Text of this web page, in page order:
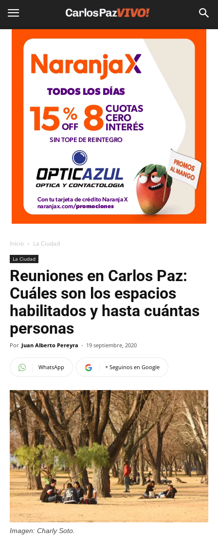
Inicio La Ciudad
La Ciudad
Reuniones en Carlos Paz:
Cuáles son los espacios
habilitados y hasta cuántas
personas
Por Juan Alberto Pereyra - 19 septiembre, 2020
WhatsApp + Seguinos en Google
Imagen: Charly Soto.